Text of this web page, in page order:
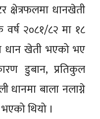
क्षेत्रफलमा धानखेती
२०८१/८२ मा १८
धान खेती भएको भए
डुबान, प्रतिकुल
बाला नलाग्ने
थियो ।